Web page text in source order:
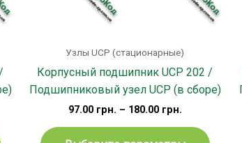
странице
товара.
Узлы UCP (стационарные)
Корпусный подшипник UCP 202 /
Подшипниковый узел UCP (в сборе)
97.00 грн. – 180.00 грн.
товара.